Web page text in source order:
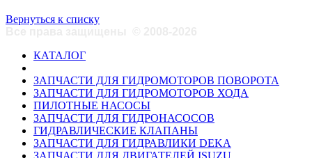
Вернуться к списку
КАТАЛОГ
ЗАПЧАСТИ ДЛЯ ГИДРОМОТОРОВ ПОВОРОТА
ЗАПЧАСТИ ДЛЯ ГИДРОМОТОРОВ ХОДА
ПИЛОТНЫЕ НАСОСЫ
ЗАПЧАСТИ ДЛЯ ГИДРОНАСОСОВ
ГИДРАВЛИЧЕСКИЕ КЛАПАНЫ
ЗАПЧАСТИ ДЛЯ ГИДРАВЛИКИ DEKA